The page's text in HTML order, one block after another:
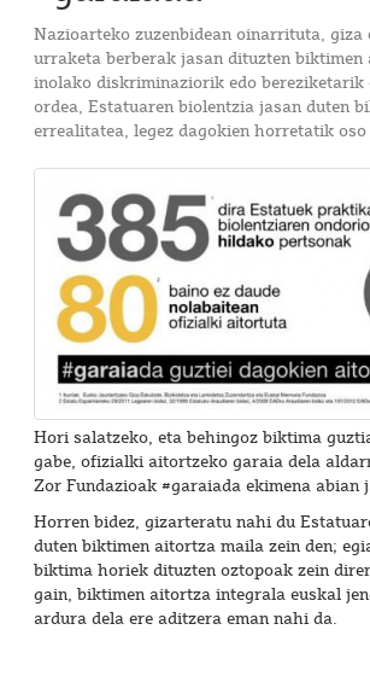
Nazioarteko zuzenbidean oinarrituta, giza
urraketa berberak jasan dituzten biktimen
inolako diskriminaziorik edo bereziketarik
ordea, Estatuaren biolentzia jasan duten
errealitatea, legez dagokien horretatik
Hori salatzeko, eta behingoz biktima
gabe, ofizialki aitortzeko garaia dela
Zor Fundazioak #garaiada ekimena abian
Horren bidez, gizarteratu nahi du
duten biktimen aitortza maila zein den;
biktima horiek dituzten oztopoak zein
gain, biktimen aitortza integrala euskal
ardura dela ere aditzera eman nahi da.